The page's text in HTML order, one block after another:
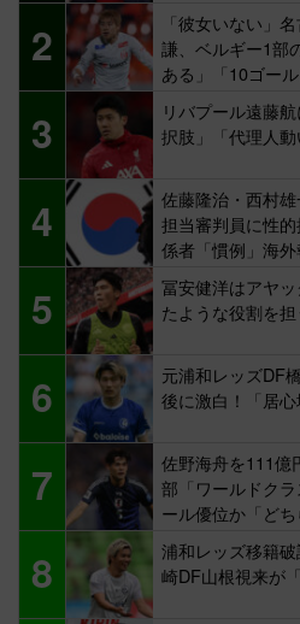
2
「彼女いない」
謙、ベルギー1部
ある」「10ゴール
3
リバプール遠藤
択肢」「代理人
4
佐藤隆治・西村
担当審判員に性
係者「慣例」海
5
冨安健洋はアヤ
たような役割を
6
元浦和レッズDF
後に激白！「居心
7
佐野海舟を111億
部「ワールドク
ール優位か「どち
8
浦和レッズ移籍
崎DF山根視来が